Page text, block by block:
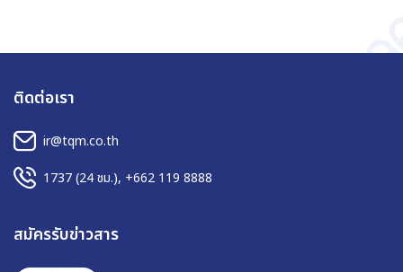
ติดต่อเรา
ir@tqm.co.th
1737(24 ชม.), +662 119 8888
สมัครรับข่าวสาร